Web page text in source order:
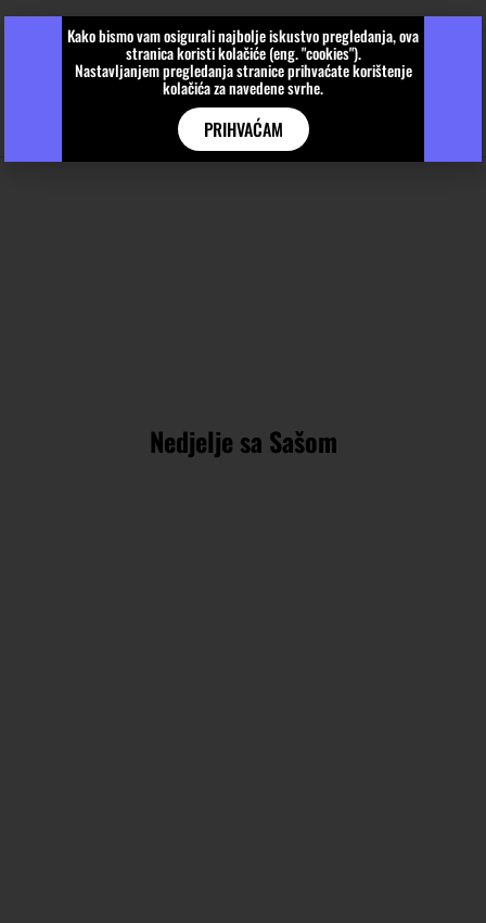
Nedjelje sa Sašom
Kako bismo vam osigurali najbolje iskustvo pregledanja, ova
stranica koristi kolačiće (eng. "cookies").
Nastavljanjem pregledanja stranice prihvaćate korištenje
kolačića za navedene svrhe.
PRIHVAĆAM